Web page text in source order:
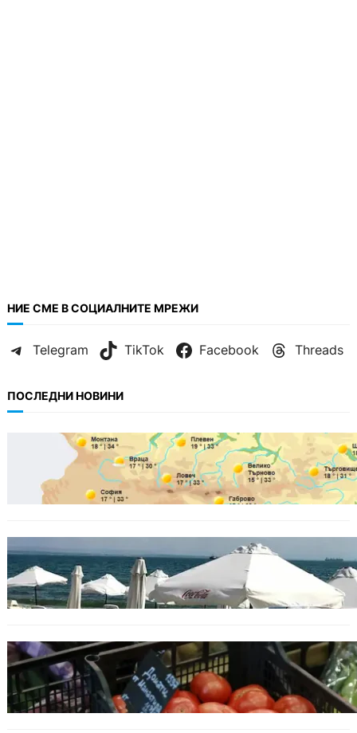
НИЕ СМЕ В СОЦИАЛНИТЕ МРЕЖИ
Telegram TikTok Facebook Threads
ПОСЛЕДНИ НОВИНИ
БЪЛГАРИЯ
Горещ старт на седмицата: до 35° и
спокойно море
Хотелиер: Цените по Черноморието са се
увеличили с до 30%, туристите са по-малко
ИКОНОМИКА
Пазарът се раздвижи: зеленчуци и основни
храни сменят цените си